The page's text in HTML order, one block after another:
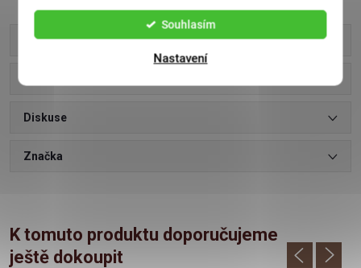
Souhlasím
Nastavení
Parametry produktu
Diskuse
Značka
K tomuto produktu doporučujeme
ještě dokoupit